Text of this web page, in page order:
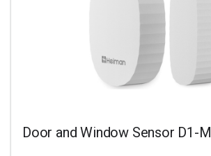
Door and Window Sensor D1-M